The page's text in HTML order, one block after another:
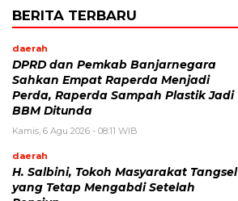
BERITA TERBARU
daerah
DPRD dan Pemkab Banjarnegara
Sahkan Empat Raperda Menjadi
Perda, Raperda Sampah Plastik Jadi
BBM Ditunda
Kamis, 6 Agu 2026 - 08:11 WIB
daerah
H. Salbini, Tokoh Masyarakat Tangsel
yang Tetap Mengabdi Setelah